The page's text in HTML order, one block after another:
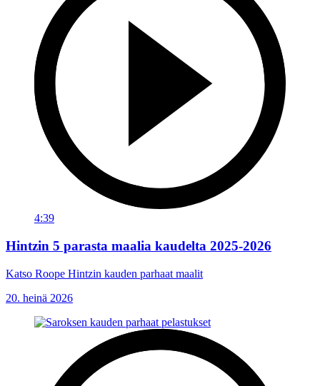
4:39
Hintzin 5 parasta maalia kaudelta 2025-2026
Katso Roope Hintzin kauden parhaat maalit
20. heinä 2026